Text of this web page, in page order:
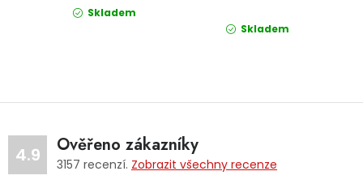
Skladem
Skladem
4.9 Ověřeno zákazníky
3157 recenzí. Zobrazit všechny recenze